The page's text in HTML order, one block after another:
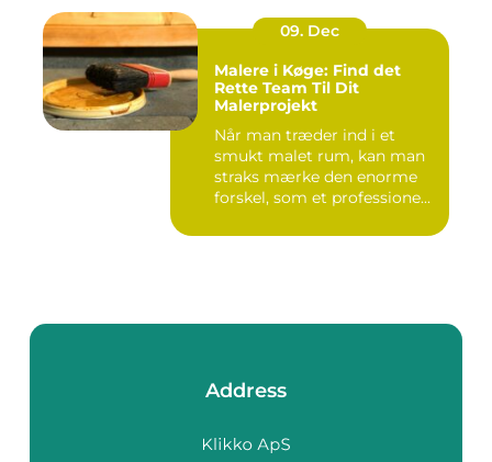
09. Dec
Malere i Køge: Find det
Rette Team Til Dit
Malerprojekt
Når man træder ind i et
smukt malet rum, kan man
straks mærke den enorme
forskel, som et professione...
Address